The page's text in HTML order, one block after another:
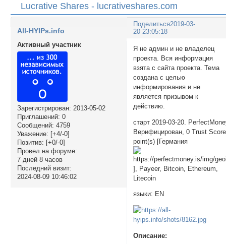
Lucrative Shares - lucrativeshares.com
Поделиться2019-03-
20 23:05:18
All-HYIPs.info
Активный участник
Зарегистрирован: 2013-05-02
Приглашений: 0
Сообщений: 4759
Уважение: [+4/-0]
Позитив: [+0/-0]
Провел на форуме:
7 дней 8 часов
Последний визит:
2024-08-09 10:46:02
Я не админ и не владелец
проекта. Вся информация
взята с сайта проекта. Тема
создана с целью
информирования и не
является призывом к
действию.
старт 2019-03-20.
Верифицирован, 0 Trust Score
point(s) [Германия
], Payeer, Bitcoin, Ethereum,
Litecoin
языки: EN
Описание: